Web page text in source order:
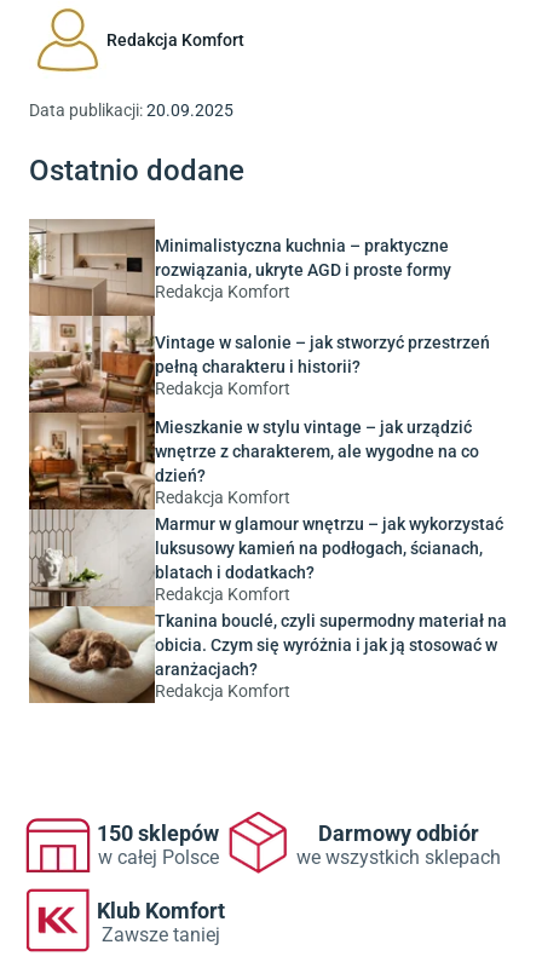
Redakcja Komfort
Data publikacji:20.09.2025
Ostatnio dodane
Minimalistyczna kuchnia – praktyczne
rozwiązania, ukryte AGD i proste formy
Redakcja Komfort
Vintage w salonie – jak stworzyć przestrzeń
pełną charakteru i historii?
Redakcja Komfort
Mieszkanie w stylu vintage – jak urządzić
wnętrze z charakterem, ale wygodne na co
dzień?
Redakcja Komfort
Marmur w glamour wnętrzu – jak wykorzystać
luksusowy kamień na podłogach, ścianach,
blatach i dodatkach?
Redakcja Komfort
Tkanina bouclé, czyli supermodny materiał na
obicia. Czym się wyróżnia i jak ją stosować w
aranżacjach?
Redakcja Komfort
150 sklepów
w całej Polsce
Darmowy odbiór
we wszystkich sklepach
Klub Komfort
Zawsze taniej